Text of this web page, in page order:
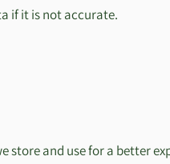
if it is not accurate.
store and use for a better